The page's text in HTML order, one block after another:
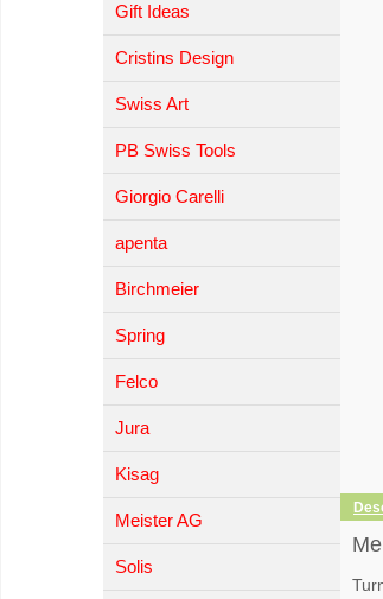
Gift Ideas
Cristins Design
Swiss Art
PB Swiss Tools
Giorgio Carelli
apenta
Birchmeier
Spring
Felco
Jura
Kisag
Meister AG
Solis